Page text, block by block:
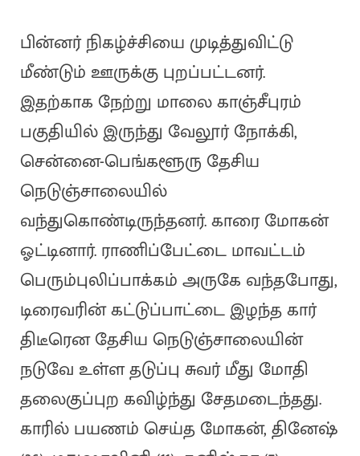
பின்னர் நிகழ்ச்சியை முடித்துவிட்டு
மீண்டும் ஊருக்கு புறப்பட்டனர்.
இதற்காக நேற்று மாலை காஞ்சீபுரம்
பகுதியில் இருந்து வேலூர் நோக்கி,
சென்னை-பெங்களூரு தேசிய
நெடுஞ்சாலையில்
வந்துகொண்டிருந்தனர். காரை மோகன்
ஓட்டினார். ராணிப்பேட்டை மாவட்டம்
பெரும்புலிப்பாக்கம் அருகே வந்தபோது,
டிரைவரின் கட்டுப்பாட்டை இழந்த கார்
திடீரென தேசிய நெடுஞ்சாலையின்
நடுவே உள்ள தடுப்பு சுவர் மீது மோதி
தலைகுப்புற கவிழ்ந்து சேதமடைந்தது.
காரில் பயணம் செய்த மோகன், தினேஷ்